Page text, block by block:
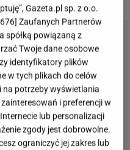
Gazeta.pl sp. z o.o.
676] Zaufanych Partnerów
spółką powiązaną z
Twoje dane osobowe
identyfikatory plików
w tych plikach do celów
na potrzeby wyświetlania
i preferencji w
lub personalizacji
zgody jest dobrowolne.
ograniczyć jej zakres lub